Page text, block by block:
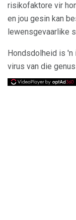
risikofaktore vir
en jou gesin kan
lewensgevaarlike
Hondsdolheid is 'n
virus van die genus